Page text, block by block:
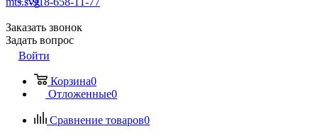
Заказать звонок
Задать вопрос
Войти
Корзина0
Отложенные0
Сравнение товаров0